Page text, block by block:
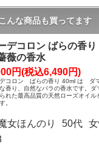
んな商品も買ってます
デコロン ばらの香
薇の香水
円(税込6,490円)
コロン ばらの香り 40ml は ダ
香り、自然なバラの香水です。ダ
れた最高品質の天然ローズオイル
。
女ほんのり 50代